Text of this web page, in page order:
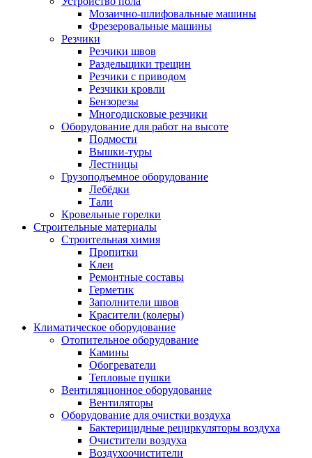
Мозаично-шлифовальные машины
Фрезеровальные машины
Резчики
Резчики швов
Раздельщики трещин
Резчики с приводом
Резчики кровли
Бензорезы
Многодисковые резчики
Оборудование для работ на высоте
Подмости
Вышки-туры
Лестницы
Грузоподъемное оборудование
Лебёдки
Тали
Кровельные горелки
Строительные материалы
Строительная химия
Пропитки
Клеи
Ремонтные составы
Герметик
Заполнители швов
Красители (колеры)
Климатическое оборудование
Отопительное оборудование
Камины
Обогреватели
Тепловые пушки
Вентиляционное оборудование
Вентиляторы
Оборудование для очистки воздуха
Бактерицидные рециркуляторы воздуха
Очистители воздуха
Воздухоочистители